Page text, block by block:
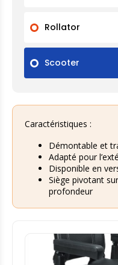
Rollator
Scooter
Caractéristiques :
Démontable et
Adapté pour
Disponible en
Siège pivotant
profondeur